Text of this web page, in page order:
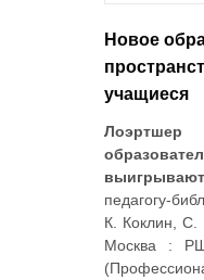
Новое
учащиеся
педагогу-
К. Коклин,
Москва :